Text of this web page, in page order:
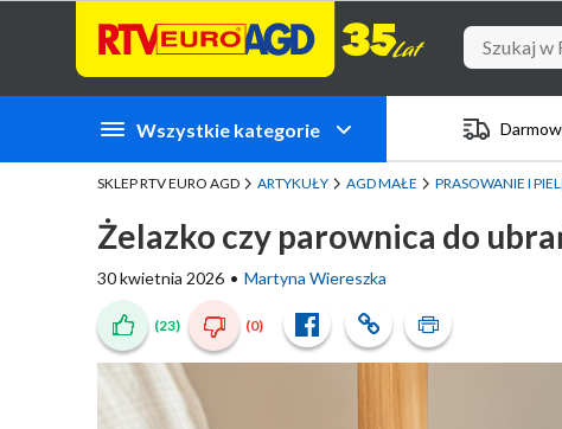
Wszystkie kategorie
SKLEP RTV EURO AGD ARTYKUŁY AGD MAŁE PRASOWANIE I
Żelazko czy parownica do
30 kwietnia 2026 Martyna Wiereszka
(23) (0)